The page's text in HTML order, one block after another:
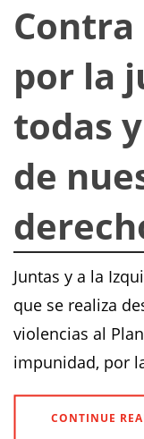
por la
todas
de
Juntas y a la
que se realiza
violencias al
impunidad, por
CONTINUE